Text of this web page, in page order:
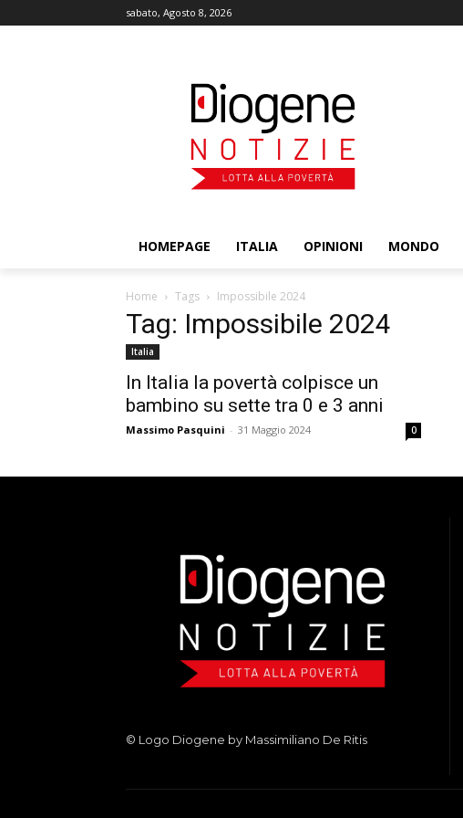
sabato, Agosto 8, 2026
HOMEPAGE ITALIA OPINIONI MONDO
Home Tags Impossibile 2024
Tag: Impossibile 2024
Italia
In Italia la povertà colpisce un
bambino su sette tra 0 e 3 anni
Massimo Pasquini - 31 Maggio 2024 0
© Logo Diogene by Massimiliano De Ritis